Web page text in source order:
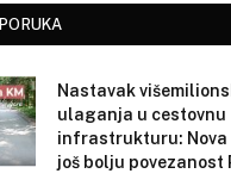
Nastavak
ulaganja u cestovnu
infrastrukturu: Nova
još bolju povezanost